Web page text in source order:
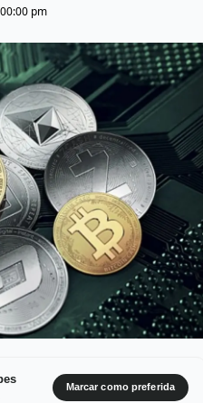
pm
Marcar como preferida